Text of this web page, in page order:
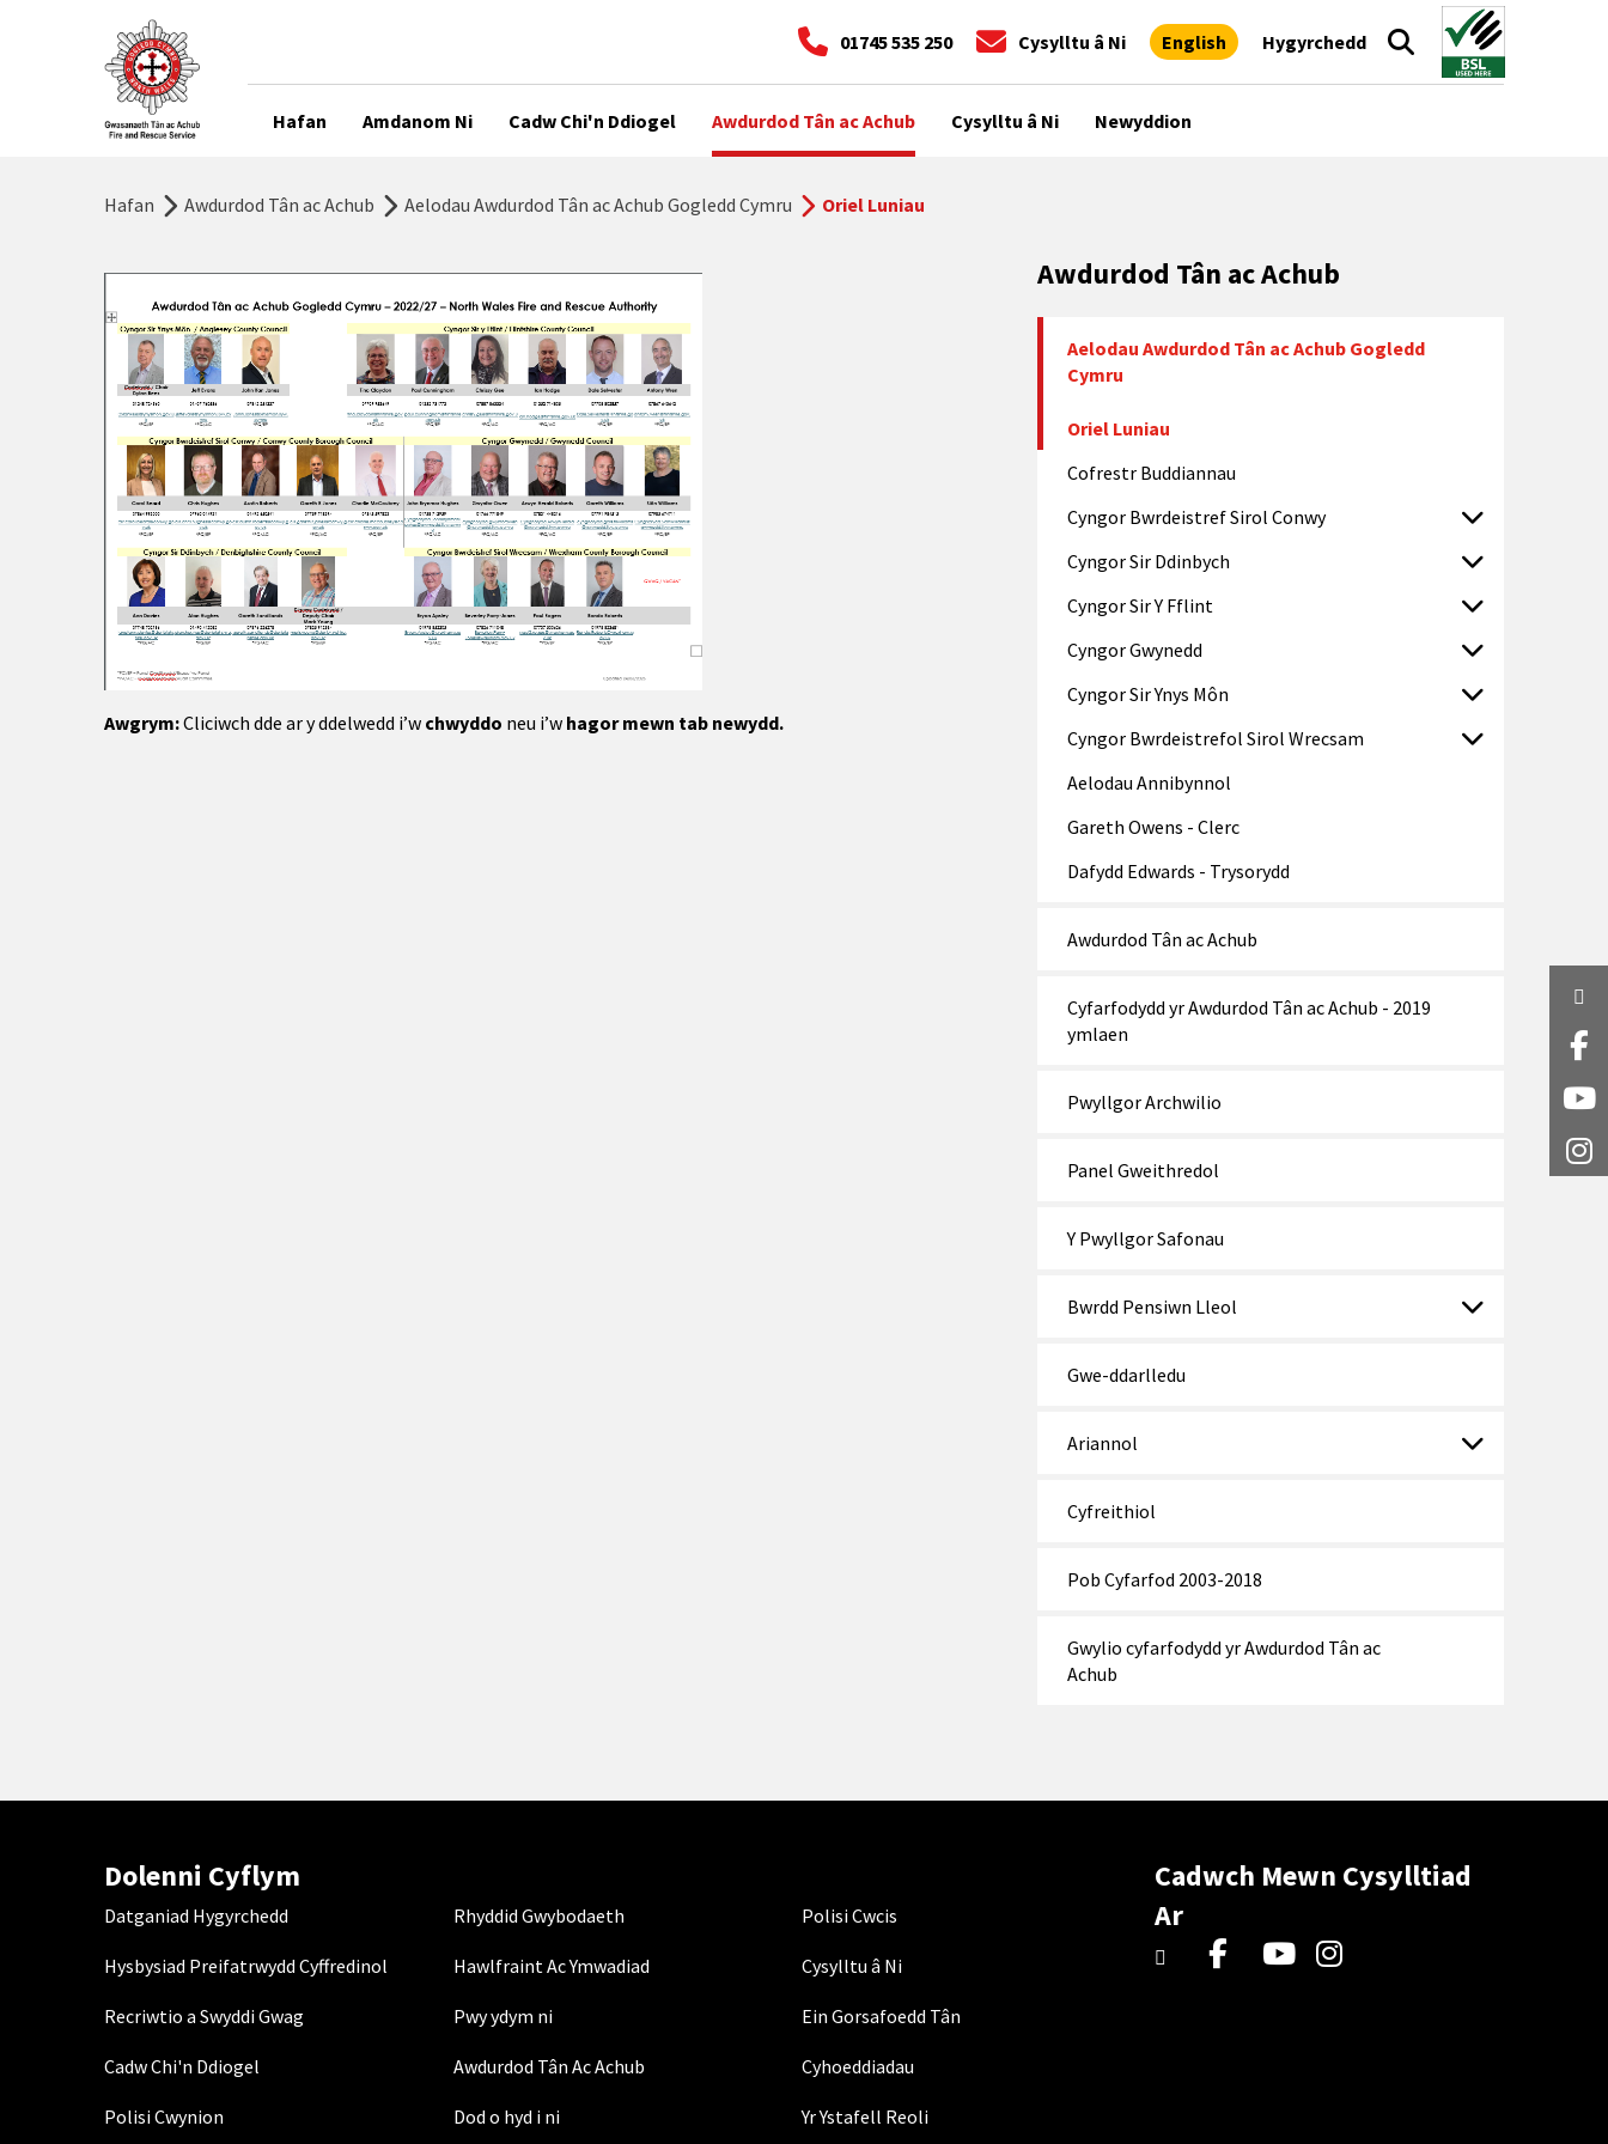
01745 535 250 Cysylltu â Ni English Hygyrchedd
Hafan Amdanom Ni Cadw Chi'n Ddiogel Awdurdod Tân ac Achub Cysylltu â Ni Newyddion
Hafan Awdurdod Tân ac Achub Aelodau Awdurdod Tân ac Achub Gogledd Cymru Oriel Luniau
Awgrym:Cliciwch dde ar y ddelwedd i’w chwyddo neu i’w hagor mewn tab newydd.
Awdurdod Tân ac Achub
Aelodau Awdurdod Tân ac Achub Gogledd
Cymru
Oriel Luniau
Cofrestr Buddiannau
Cyngor Bwrdeistref Sirol Conwy
Cyngor Sir Ddinbych
Cyngor Sir Y Fflint
Cyngor Gwynedd
Cyngor Sir Ynys Môn
Cyngor Bwrdeistrefol Sirol Wrecsam
Aelodau Annibynnol
Gareth Owens - Clerc
Dafydd Edwards - Trysorydd
Awdurdod Tân ac Achub
Cyfarfodydd yr Awdurdod Tân ac Achub - 2019
ymlaen
Pwyllgor Archwilio
Panel Gweithredol
Y Pwyllgor Safonau
Bwrdd Pensiwn Lleol
Gwe-ddarlledu
Ariannol
Cyfreithiol
Pob Cyfarfod 2003-2018
Gwylio cyfarfodydd yr Awdurdod Tân ac
Achub
Dolenni Cyflym
Datganiad Hygyrchedd Rhyddid Gwybodaeth Polisi Cwcis
Hysbysiad Preifatrwydd Cyffredinol Hawlfraint Ac Ymwadiad Cysylltu â Ni
Recriwtio a Swyddi Gwag Pwy ydym ni Ein Gorsafoedd Tân
Cadw Chi'n Ddiogel Awdurdod Tân Ac Achub Cyhoeddiadau
Polisi Cwynion Dod o hyd i ni Yr Ystafell Reoli
Cadwch Mewn Cysylltiad
Ar